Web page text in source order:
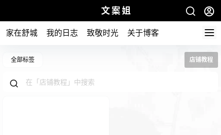
文案姐
家在舒城 我的日志 致敬时光 关于博客
全部标签 店铺教程